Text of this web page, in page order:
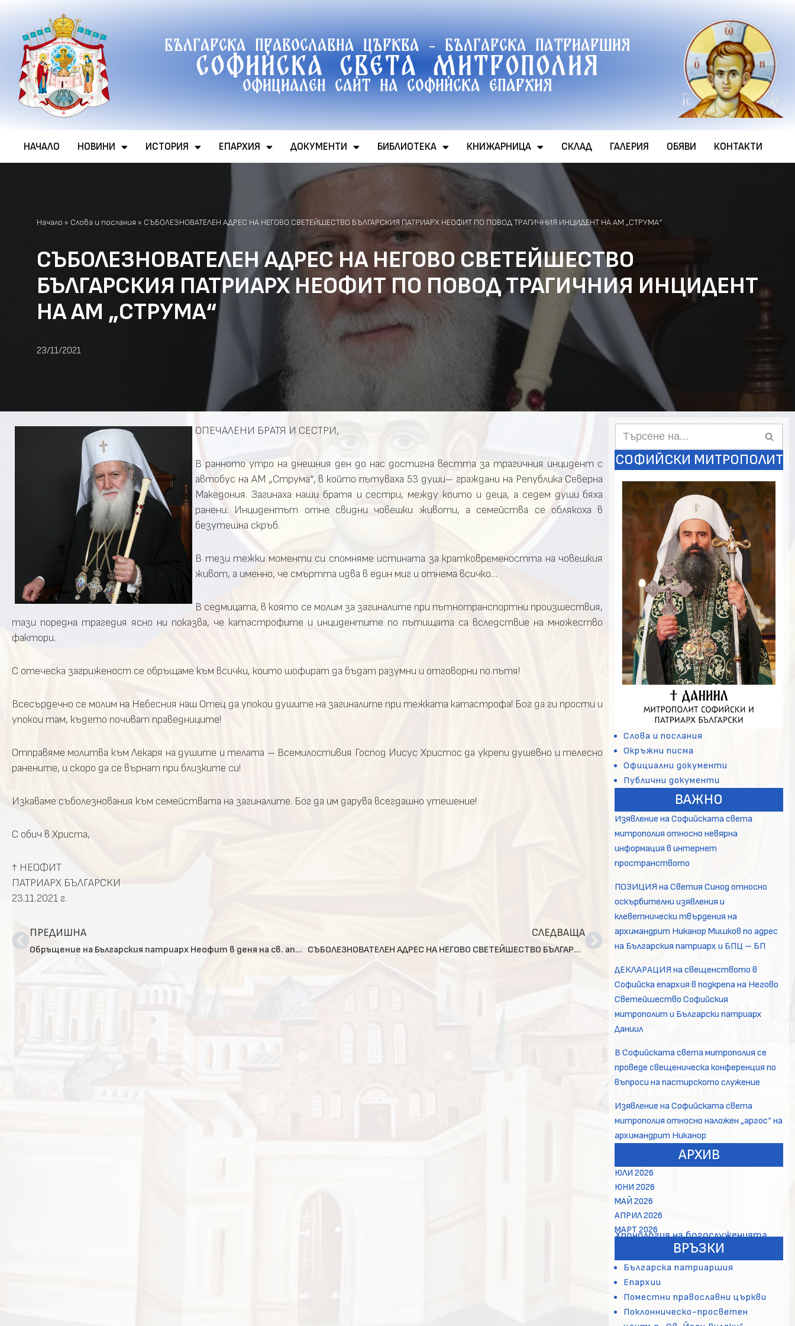
Продължете
към
съдържанието
Българска православна църква - Българска патриаршия
Софийска света митрополия
Официален сайт на софийска епархия
НАЧАЛО НОВИНИ ИСТОРИЯ ЕПАРХИЯ ДОКУМЕНТИ БИБЛИОТЕКА КНИЖАРНИЦА СКЛАД ГАЛЕРИЯ ОБЯВИ КОНТАКТИ
Начало » Слова и послания » СЪБОЛЕЗНОВАТЕЛЕН АДРЕС НА НЕГОВО СВЕТЕЙШЕСТВО БЪЛГАРСКИЯ ПАТРИАРХ НЕОФИТ ПО ПОВОД ТРАГИЧНИЯ ИНЦИДЕНТ НА АМ „СТРУМА“
СЪБОЛЕЗНОВАТЕЛЕН АДРЕС НА НЕГОВО СВЕТЕЙШЕСТВО
БЪЛГАРСКИЯ ПАТРИАРХ НЕОФИТ ПО ПОВОД ТРАГИЧНИЯ ИНЦИДЕНТ
НА АМ „СТРУМА“
23/11/2021
ОПЕЧАЛЕНИ БРАТЯ И СЕСТРИ,
В ранното утро на днешния ден до нас достигна вестта за трагичния инцидент с
автобус на АМ „Струма“, в който пътуваха 53 души– граждани на Република Северна
Македония. Загинаха наши братя и сестри, между които и деца, а седем души бяха
ранени. Инцидентът отне свидни човешки животи, а семейства се облякоха в
безутешна скръб.
В тези тежки моменти си спомняме истината за кратковремеността на човешкия
живот, а именно, че смъртта идва в един миг и отнема всичко…
В седмицата, в която се молим за загиналите при пътнотранспортни произшествия,
тази поредна трагедия ясно ни показва, че катастрофите и инцидентите по пътищата са вследствие на множество
фактори.
С отеческа загриженост се обръщаме към всички, които шофират да бъдат разумни и отговорни по пътя!
Всесърдечно се молим на Небесния наш Отец да упокои душите на загиналите при тежката катастрофа! Бог да ги прости и
упокои там, където почиват праведниците!
Отправяме молитва към Лекаря на душите и телата – Всемилостивия Господ Иисус Христос да укрепи душевно и телесно
ранените, и скоро да се върнат при близките си!
Изкаваме съболезнования към семействата на загиналите. Бог да им дарува всегдашно утешение!
С обич в Христа,
† НЕОФИТ
ПАТРИАРХ БЪЛГАРСКИ
23.11.2021 г.
ПРЕДИШНА
Обръщение на Българския патриарх Неофит в деня на св. апостол Андрей Първозвани
СЛЕДВАЩА
СЪБОЛЕЗНОВАТЕЛЕН АДРЕС НА НЕГОВО СВЕТЕЙШЕСТВО БЪЛГАРСКИЯ ПАТРИАРХ НЕОФИТ ПО ПОВОД ЗЛОПОЛУЧНИЯ ИНЦИДЕНТ В ДОМ ЗА ВЪЗРАСТНИ ХОРА ВЪВ ВАРНА
СОФИЙСКИ МИТРОПОЛИТ
Слова и послания
Окръжни писма
Официални документи
Публични документи
ВАЖНО
Изявление на Софийската света
митрополия относно невярна
информация в интернет
пространството
ПОЗИЦИЯ на Светия Синод относно
оскърбителни изявления и
клеветнически твърдения на
архимандрит Никанор Мишков по адрес
на Българския патриарх и БПЦ – БП
ДЕКЛАРАЦИЯ на свещенството в
Софийска епархия в подкрепа на Негово
Светейшество Софийския
митрополит и Български патриарх
Даниил
В Софийската света митрополия се
проведе свещеническа конференция по
въпроси на пастирското служение
Изявление на Софийската света
митрополия относно наложен „аргос“ на
архимандрит Никанор
АРХИВ
ЮЛИ 2026
ЮНИ 2026
МАЙ 2026
АПРИЛ 2026
МАРТ 2026
Хронология на богослуженията
ВРЪЗКИ
Българска патриаршия
Епархии
Поместни православни църкви
Поклонническо-просветен